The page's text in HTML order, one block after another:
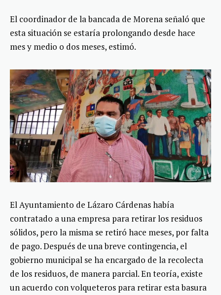
El coordinador de la bancada de Morena señaló que
esta situación se estaría prolongando desde hace
mes y medio o dos meses, estimó.
El Ayuntamiento de Lázaro Cárdenas había
contratado a una empresa para retirar los residuos
sólidos, pero la misma se retiró hace meses, por falta
de pago. Después de una breve contingencia, el
gobierno municipal se ha encargado de la recolecta
de los residuos, de manera parcial. En teoría, existe
un acuerdo con volqueteros para retirar esta basura